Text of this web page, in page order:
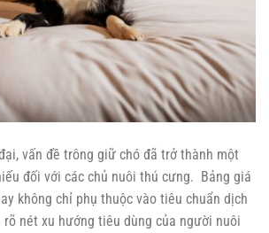
vấn đề trông giữ chó đã trở thành một
đối với các chủ nuôi thú cưng. Bảng giá
không chỉ phụ thuộc vào tiêu chuẩn dịch
rõ nét xu hướng tiêu dùng của người nuôi